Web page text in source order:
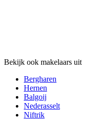
Bekijk ook makelaars uit
Bergharen
Hernen
Balgoij
Nederasselt
Niftrik